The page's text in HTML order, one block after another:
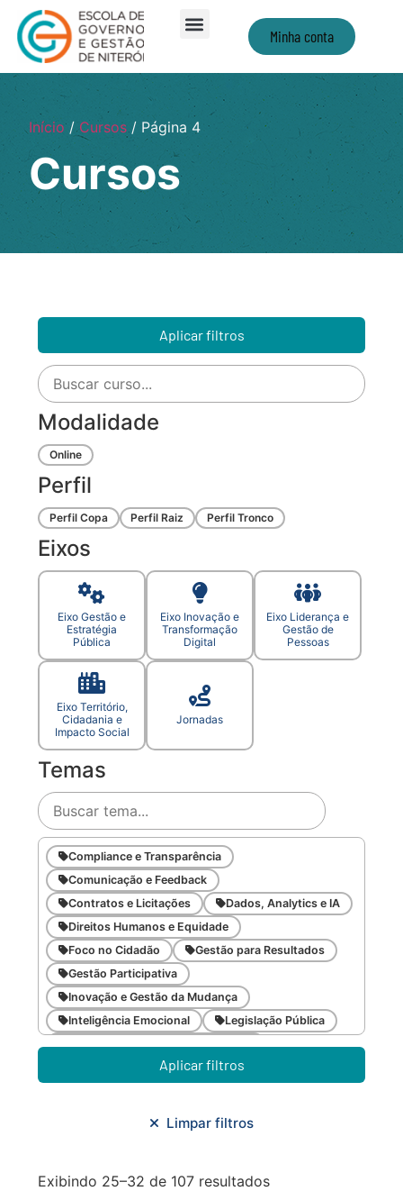
Minha conta
Início/Cursos/ Página 4
Cursos
Aplicar filtros
Modalidade
Online
Perfil
Perfil Copa Perfil Raiz Perfil Tronco
Eixos
Eixo Gestão e
Estratégia
Pública
Eixo Inovação e
Transformação
Digital
Eixo Liderança e
Gestão de
Pessoas
Eixo Território,
Cidadania e
Impacto Social
Jornadas
Temas
Compliance e Transparência
Comunicação e Feedback
Contratos e Licitações
Dados, Analytics e IA
Direitos Humanos e Equidade
Foco no Cidadão
Gestão para Resultados
Gestão Participativa
Inovação e Gestão da Mudança
Inteligência Emocional
Legislação Pública
Meio Ambiente e Sustentabilidade
Metodologias Ágeis
Orçamento e Finanças
Planejamento Urbano/Mobilidade
Aplicar filtros
Limpar filtros
Exibindo 25–32 de 107 resultados